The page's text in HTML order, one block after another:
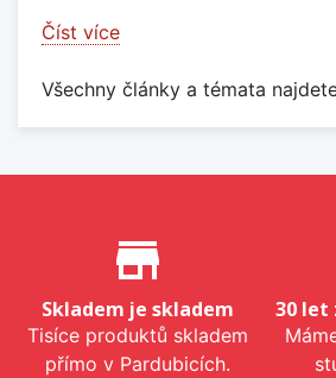
Číst více
Všechny články a témata
Proč nakupovat u nás?
store_mall_directory
Skladem je skladem
Tisíce produktů skladem
přímo v Pardubicích.
30 let